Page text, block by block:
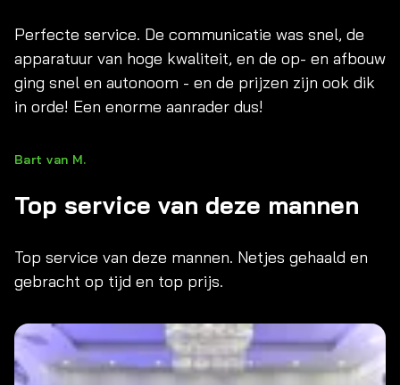
Perfecte service. De communicatie was snel, de
apparatuur van hoge kwaliteit, en de op- en afbouw
ging snel en autonoom - en de prijzen zijn ook dik
in orde! Een enorme aanrader dus!
Bart van M.
Top service van deze mannen
Top service van deze mannen. Netjes gehaald en
gebracht op tijd en top prijs.